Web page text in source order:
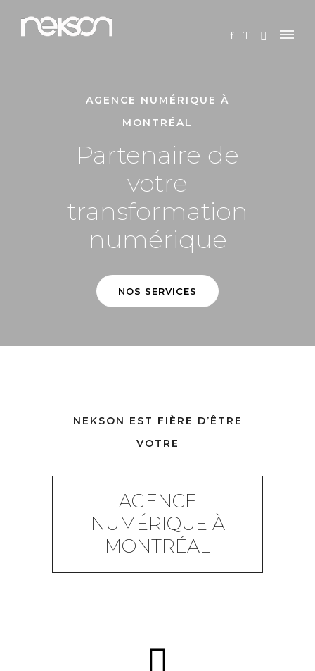
AGENCE NUMÉRIQUE À
MONTRÉAL
Partenaire de
votre
transformation
numérique
NOS SERVICES
NEKSON EST FIÈRE D’ÊTRE
VOTRE
AGENCE
NUMÉRIQUE À
MONTRÉAL